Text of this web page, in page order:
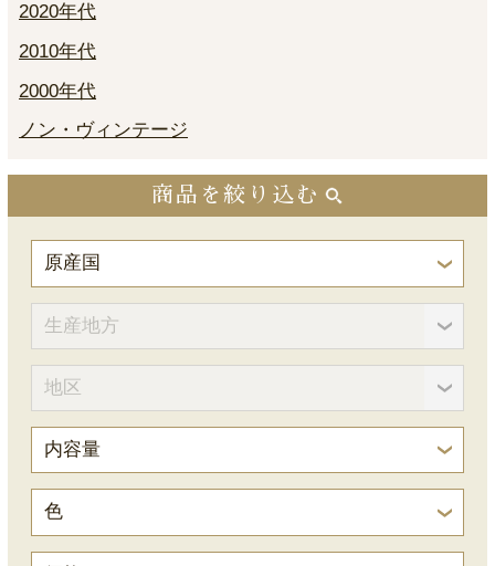
2020年代
2010年代
2000年代
ノン・ヴィンテージ
商品を絞り込む